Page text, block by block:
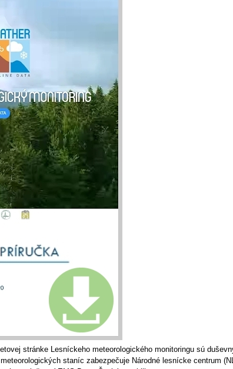
stránke Lesníckeho meteorologického monitoringu sú
staníc zabezpečuje Národné lesnícke centrum